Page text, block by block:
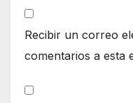
Recibir un correo
comentarios a esta